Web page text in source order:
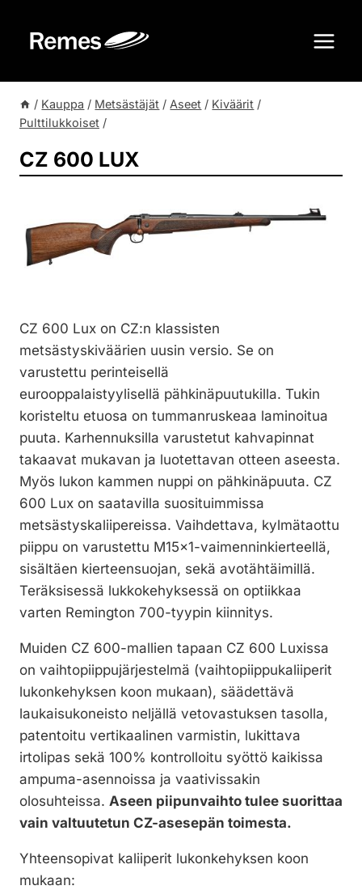
sisältöön
/ Kauppa / Metsästäjät / Aseet / Kiväärit /
Pulttilukkoiset /
CZ 600 LUX
CZ 600 Lux on CZ:n klassisten
metsästyskiväärien uusin versio. Se on
varustettu perinteisellä
eurooppalaistyylisellä pähkinäpuutukilla. Tukin
koristeltu etuosa on tummanruskeaa laminoitua
puuta. Karhennuksilla varustetut kahvapinnat
takaavat mukavan ja luotettavan otteen aseesta.
Myös lukon kammen nuppi on pähkinäpuuta. CZ
600 Lux on saatavilla suosituimmissa
metsästyskaliipereissa. Vaihdettava, kylmätaottu
piippu on varustettu M15x1-vaimenninkierteellä,
sisältäen kierteensuojan, sekä avotähtäimillä.
Teräksisessä lukkokehyksessä on optiikkaa
varten Remington 700-tyypin kiinnitys.
Muiden CZ 600-mallien tapaan CZ 600 Luxissa
on vaihtopiippujärjestelmä (vaihtopiippukaliiperit
lukonkehyksen koon mukaan), säädettävä
laukaisukoneisto neljällä vetovastuksen tasolla,
patentoitu vertikaalinen varmistin, lukittava
irtolipas sekä 100% kontrolloitu syöttö kaikissa
ampuma-asennoissa ja vaativissakin
olosuhteissa. Aseen piipunvaihto tulee suorittaa
vain valtuutetun CZ-asesepän toimesta.
Yhteensopivat kaliiperit lukonkehyksen koon
mukaan: